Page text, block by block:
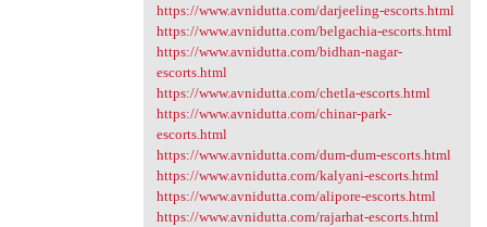
https://www.avnidutta.com/darjeeling-escorts.html
https://www.avnidutta.com/belgachia-escorts.html
https://www.avnidutta.com/bidhan-nagar-
escorts.html
https://www.avnidutta.com/chetla-escorts.html
https://www.avnidutta.com/chinar-park-
escorts.html
https://www.avnidutta.com/dum-dum-escorts.html
https://www.avnidutta.com/kalyani-escorts.html
https://www.avnidutta.com/alipore-escorts.html
https://www.avnidutta.com/rajarhat-escorts.html